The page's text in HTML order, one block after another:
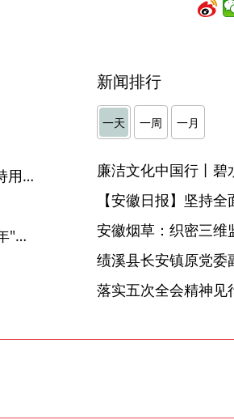
广安观潮丨深入学习领会习近平党建思想⑪ 坚持用严明的纪律管全党治全党
李希在"纪检监察工作规范化法治化正规化建设年"行动再集中抓两年工作推进会上强调 深入学习贯彻习近平党建思想 持续纵深推进"三化"建设年行动
新闻排行
一天 一周 一月
廉洁文化中国行丨碧
【安徽日报】坚持
安徽烟草：织密三维